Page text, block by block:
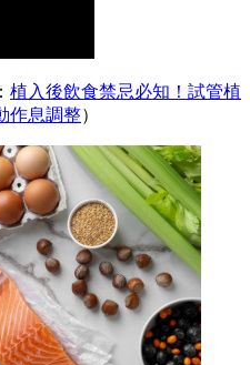
植入後飲食禁忌必知！試管植
作息調整）